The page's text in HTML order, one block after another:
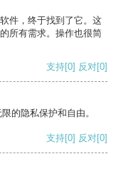
件，终于找到了它。这
所有需求。操作也很简
支持[0] 反对[0]
的隐私保护和自由。
支持[0] 反对[0]